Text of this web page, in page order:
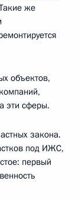
же
объектов,
эти сферы.
закона.
под ИЖС,
первый